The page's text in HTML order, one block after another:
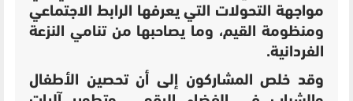
مواجهة التحولات التي يعرفها الرابط الاجتماعي
ومنظومة القيم، وما يصاحبها من تنامي النزعة
الفردانية.
وقد خلص المشاركون إلى أن تحصين الأطفال